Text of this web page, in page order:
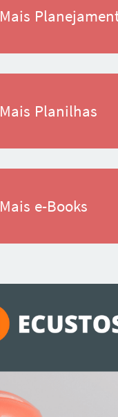
Mais
Mais Planilhas
Mais e-Books